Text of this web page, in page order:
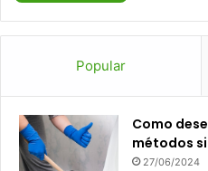
Popular
Como
métodos
27/06/2024